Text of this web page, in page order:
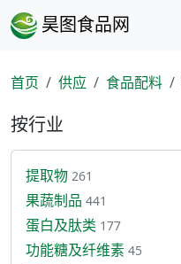
昊图食品网
首页 供应 食品配料
按行业
提取物 261
果蔬制品 441
蛋白及肽类 177
功能糖及纤维素 45